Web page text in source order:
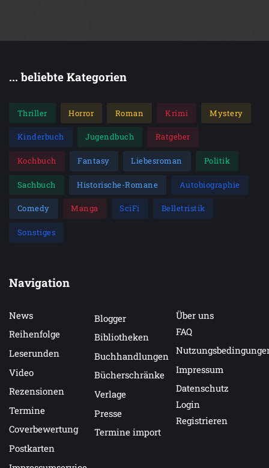
... beliebte Kategorien
Thriller Horror Roman Krimi Mystery
Kinderbuch Jugendbuch Ratgeber
Kochbuch Fantasy Liebesroman Politik
Sachbuch Historische-Romane Autobiographie
Comedy Manga SciFi Belletristik
Sonstiges
Navigation
News
Reihenfolge
Leserunden
Video
Rezensionen
Termine
Coverbewertung
Postkarten
Blogger
Bibliotheken
Buchhandlungen
Bücherschränke
Verlage
Presse
Termine import
Über uns
FAQ
Impressum
Datenschutz
Login
Registrieren